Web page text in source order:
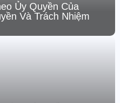
Ủy Quyền Của
Và Trách Nhiệm